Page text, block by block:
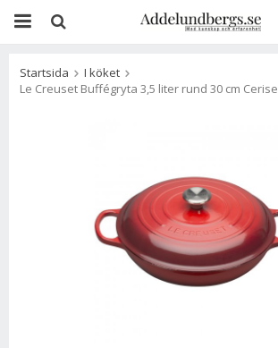
Startsida
I köket
Le Creuset Buffégryta 3,5 liter rund 30 cm Cerise